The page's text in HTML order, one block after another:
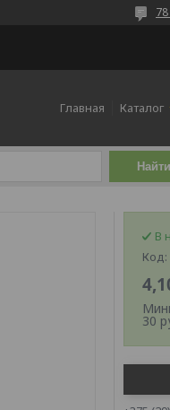
Главная Каталог
Найти
В
Код:
30